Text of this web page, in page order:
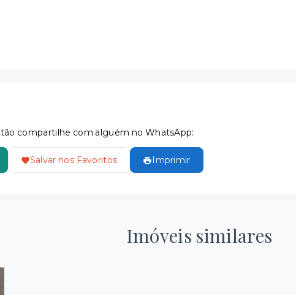
compartilhe com alguém no WhatsApp:
Salvar nos Favoritos Imprimir
Imóveis similares